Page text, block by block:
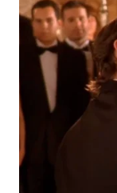
WN
KUNINGAN
WN
MAJALENGKA